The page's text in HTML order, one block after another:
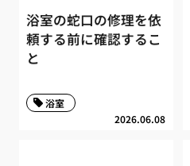
浴室の蛇口の修理を依
頼する前に確認するこ
と
2026.06.08
浴室